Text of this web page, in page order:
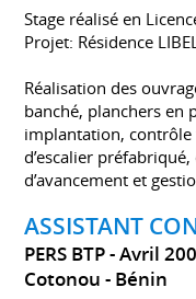
Stage réalisé en
Projet: Résidence
Réalisation des
banché, planchers en
implantation,
d’escalier
d’avancement et
ASSISTANT
PERS BTP Avril
Cotonou
Bénin